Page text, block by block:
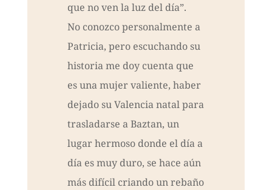
que no ven la luz del día”.
No conozco personalmente a
Patricia, pero escuchando su
historia me doy cuenta que
es una mujer valiente, haber
dejado su Valencia natal para
trasladarse a Baztan, un
lugar hermoso donde el día a
día es muy duro, se hace aún
más difícil criando un rebaño